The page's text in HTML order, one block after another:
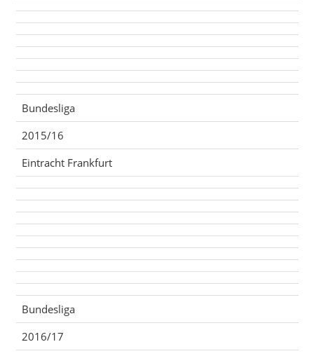
Bundesliga
2015/16
Eintracht Frankfurt
Bundesliga
2016/17